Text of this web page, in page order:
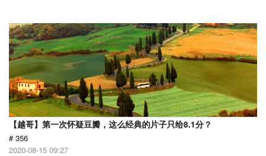
【越哥】第一次怀疑豆瓣，这么经典的片子只给8.1分？
# 356
2020-08-15 09:27